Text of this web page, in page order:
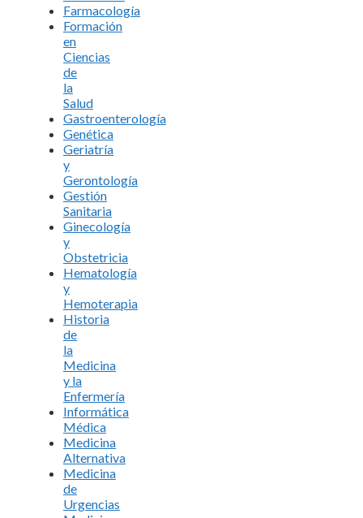
Farmacología
Formación
en
Ciencias
de
la
Salud
Gastroenterología
Genética
Geriatría
y
Gerontología
Gestión
Sanitaria
Ginecología
y
Obstetricia
Hematología
y
Hemoterapia
Historia
de
la
Medicina
y la
Enfermería
Informática
Médica
Medicina
Alternativa
Medicina
de
Urgencias